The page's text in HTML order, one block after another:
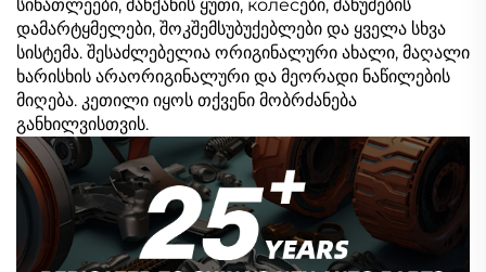
სინათლეები, მანქანის ყუთი, колесები, მანუშების
დამარტყმელები, შოკშემსუბუქებლები და ყველა სხვა
სისტემა. შესაძლებელია ორიგინალური ახალი, მაღალი
ხარისხის არაორიგინალური და მეორადი ნაწილების
მიღება. კეთილი იყოს თქვენი მობრძანება
განხილვისთვის.